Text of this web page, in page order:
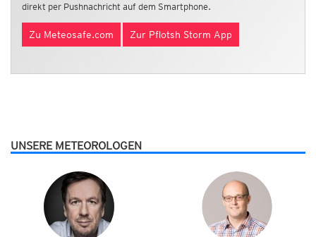
direkt per Pushnachricht auf dem Smartphone.
Zu Meteosafe.com Zur Pflotsh Storm App
UNSERE METEOROLOGEN